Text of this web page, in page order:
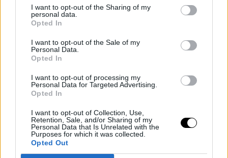
I want to opt-out of the Sharing of my
personal data.
Opted In
I want to opt-out of the Sale of my
Personal Data.
Opted In
I want to opt-out of processing my
Personal Data for Targeted Advertising.
Opted In
I want to opt-out of Collection, Use,
Retention, Sale, and/or Sharing of my
Personal Data that Is Unrelated with the
Purposes for which it was collected.
Opted Out